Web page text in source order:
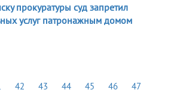
прокуратуры суд запретил
услуг патронажным домом
42 43 44 45 46 47